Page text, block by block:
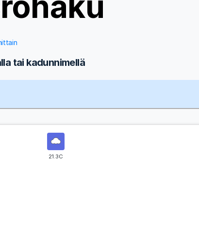
tai kadunnimellä
21.3C